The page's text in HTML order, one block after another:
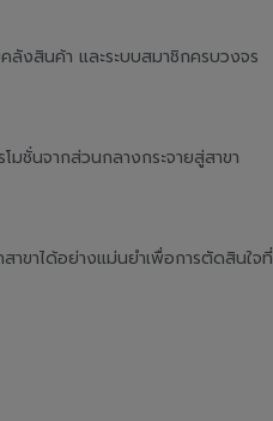
ลังสินค้า และระบบสมาชิกครบวงจร
มชั่นจากส่วนกลางกระจายสู่สาขา
าขาได้อย่างแม่นยำเพื่อการตัดสินใจที่